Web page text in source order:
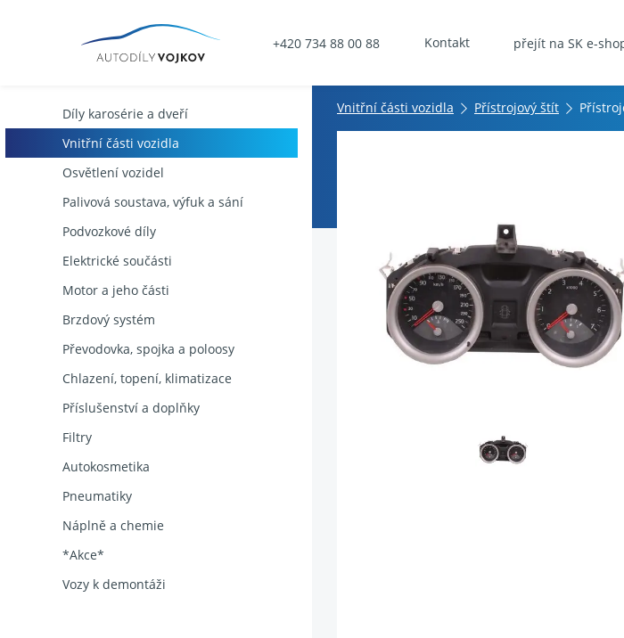
+420 734 88 00 88 Kontakt přejít na SK e-
Díly karosérie a dveří
Vnitřní části vozidla
Osvětlení vozidel
Palivová soustava, výfuk a sání
Podvozkové díly
Elektrické součásti
Motor a jeho části
Brzdový systém
Převodovka, spojka a poloosy
Chlazení, topení, klimatizace
Příslušenství a doplňky
Filtry
Autokosmetika
Pneumatiky
Náplně a chemie
*Akce*
Vozy k demontáži
Vnitřní části vozidla Přístrojový štít